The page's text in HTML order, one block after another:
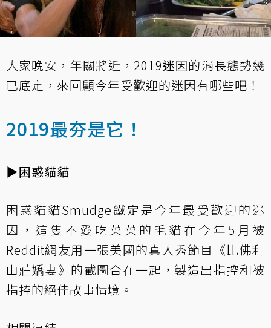
大家晚安，年關將近，2019迷因的消長態勢幾
已底定，來回顧今年受歡迎的迷因有哪些吧！
2019最夯是它！
▶困惑貓貓
困惑貓貓Smudge鐵定是今年最受歡迎的迷
因，這隻不愛吃菜菜的毛貓在今年5月被
Reddit網友用一張美國的真人秀節目《比佛利
山莊嬌妻》的截圖合在一起，製造出指控和被
指控的絕佳故事情境。